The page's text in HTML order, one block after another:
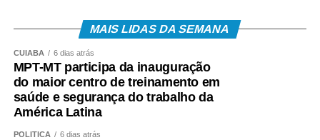
MAIS LIDAS DA SEMANA
CUIABÁ 6 dias atrás
MPT-MT participa da inauguração
do maior centro de treinamento em
saúde e segurança do trabalho da
América Latina
POLÍTICA 6 dias atrás